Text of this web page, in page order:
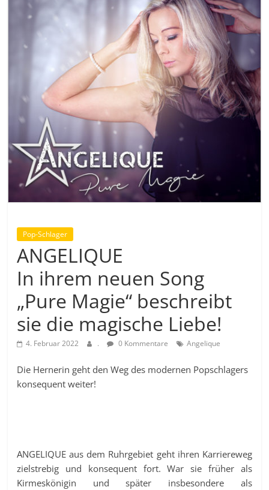
Pop-Schlager
ANGELIQUE
In ihrem neuen Song
„Pure Magie“ beschreibt
sie die magische Liebe!
4. Februar 2022 . 0 Kommentare Angelique
Die Hernerin geht den Weg des modernen Popschlagers
konsequent weiter!
ANGELIQUE aus dem Ruhrgebiet geht ihren Karriereweg
zielstrebig und konsequent fort. War sie früher als
Kirmeskönigin und später insbesondere als